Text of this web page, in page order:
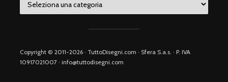
Copyright © 2011-2026 · TuttoDisegni.com · Sfera S.a.s. · P. IVA
10917021007 · info@tuttodisegni.com